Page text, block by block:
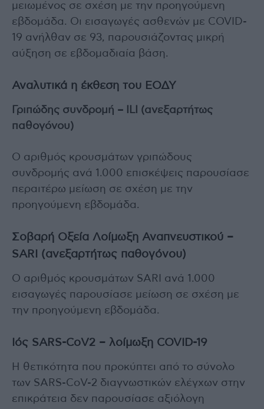
μειωμένος σε σχέση με την προηγούμενη
εβδομάδα. Οι εισαγωγές ασθενών με COVID-
19 ανήλθαν σε 93, παρουσιάζοντας μικρή
αύξηση σε εβδομαδιαία βάση.
Αναλυτικά η έκθεση του ΕΟΔΥ
Γριπώδης συνδρομή – ILI (ανεξαρτήτως
παθογόνου)
Ο αριθμός κρουσμάτων γριπώδους
συνδρομής ανά 1.000 επισκέψεις παρουσίασε
περαιτέρω μείωση σε σχέση με την
προηγούμενη εβδομάδα.
Σοβαρή Οξεία Λοίμωξη Αναπνευστικού –
SARI (ανεξαρτήτως παθογόνου)
Ο αριθμός κρουσμάτων SARI ανά 1.000
εισαγωγές παρουσίασε μείωση σε σχέση με
την προηγούμενη εβδομάδα.
Ιός SARS-CoV2 – λοίμωξη COVID-19
Η θετικότητα που προκύπτει από το σύνολο
των SARS-CoV-2 διαγνωστικών ελέγχων στην
επικράτεια δεν παρουσίασε αξιόλογη